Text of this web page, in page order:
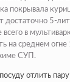
покрывала
достаточно 5-
в
на среднем
СУП.
отлить